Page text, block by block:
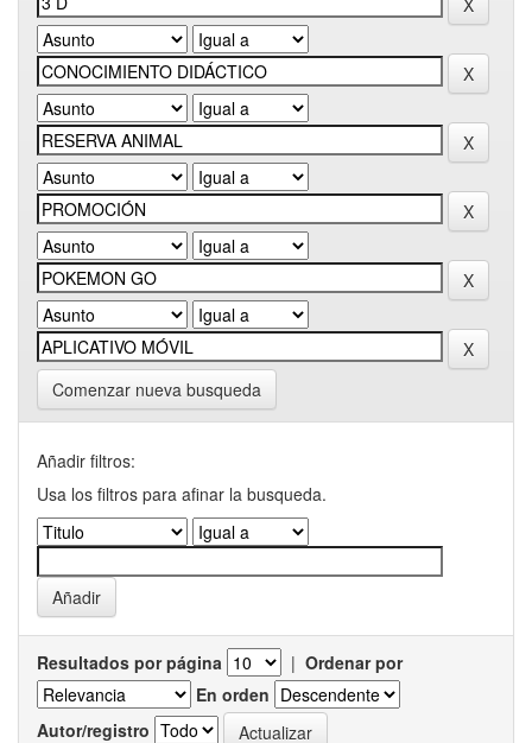
Comenzar nueva busqueda
Añadir filtros:
Usa los filtros para afinar la busqueda.
Resultados por página | Ordenar por
En orden
Autor/registro